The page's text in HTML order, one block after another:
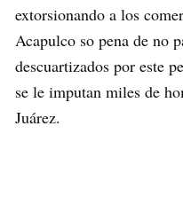
extorsionando a los
Acapulco so pena de no
descuartizados por este
se le imputan miles de
Juárez.